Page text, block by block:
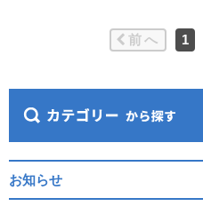
前へ 1
お知らせ